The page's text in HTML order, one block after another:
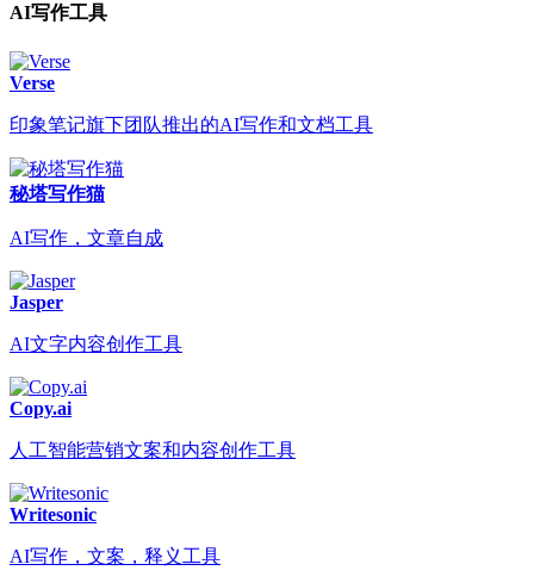
AI写作工具
Verse
印象笔记旗下团队推出的AI写作和文档工具
秘塔写作猫
AI写作，文章自成
Jasper
AI文字内容创作工具
Copy.ai
人工智能营销文案和内容创作工具
Writesonic
AI写作，文案，释义工具